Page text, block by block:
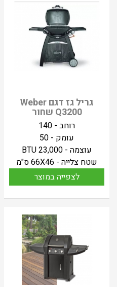
גריל גז דגם Weber
Q3200 שחור
רוחב - 140
עומק - 50
עוצמה - 23,000 BTU
שטח צלייה - 66X46 ס"מ
לצפייה במוצר